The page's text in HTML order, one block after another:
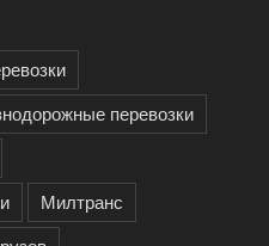
перевозки
Милтранс